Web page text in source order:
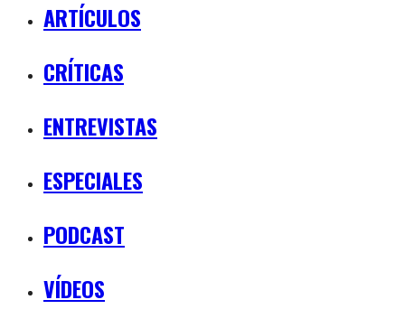
ARTÍCULOS
CRÍTICAS
ENTREVISTAS
ESPECIALES
PODCAST
VÍDEOS